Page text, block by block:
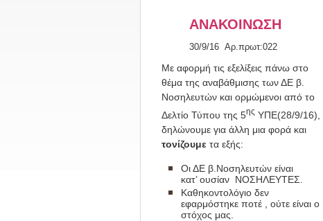
ΑΝΑΚΟΙΝΩΣΗ
30/9/16 Αρ.πρωτ:022
Με αφορμή τις εξελίξεις πάνω στο
θέμα της αναβάθμισης των ΔΕ β.
Νοσηλευτών και ορμώμενοι από το
Δελτίο Τύπου της 5ης ΥΠΕ(28/9/16),
δηλώνουμε για άλλη μια φορά και
τονίζουμε τα εξής:
Οι ΔΕ β.Νοσηλευτών είναι
κατ’ ουσίαν ΝΟΣΗΛΕΥΤΕΣ.
Καθηκοντολόγιο δεν
εφαρμόστηκε ποτέ , ούτε είναι ο
στόχος μας.